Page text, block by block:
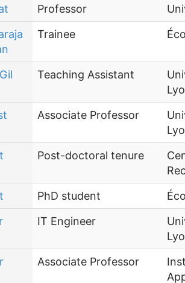
Professor
Trainee
Teaching Assistant
Associate Professor
Post-doctoral tenure
PhD student
IT Engineer
Associate Professor